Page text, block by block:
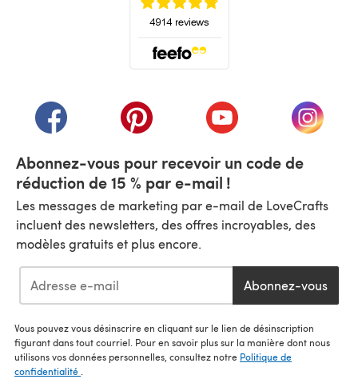
(s'ouvre dans un nouvel onglet)
(s'ouvre dans un nouvel onglet)
(s'ouvre dans un(s'ouvre
Abonnez-vous pour recevoir un code de
réduction de 15 % par e-mail !
Les messages de marketing par e-mail de LoveCrafts
incluent des newsletters, des offres incroyables, des
modèles gratuits et plus encore.
Abonnez-vous
Vous pouvez vous désinscrire en cliquant sur le lien de désinscription
figurant dans tout courriel. Pour en savoir plus sur la manière dont nous
utilisons vos données personnelles, consultez notre Politique de
confidentialité